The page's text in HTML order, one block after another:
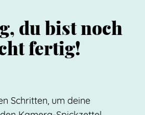
du bist noch
fertig!
Schritten, um deine